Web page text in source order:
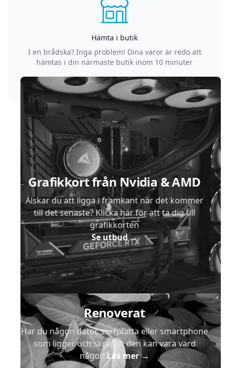
Hämta i butik
I en brådska? Inga problem! Dina varor är redo att
hämtas i din närmaste butik inom 10 minuter
Grafikkort från Nvidia & AMD
Älskar du att ligga i framkant när det kommer
till det senaste? Klicka här för att ta dig till
grafikkorten
Se utbud→
Renoverat
Har du någon dator, surfplatta eller smartphone
som ligger och skräpar, den kan vara värd
något!Läs mer→